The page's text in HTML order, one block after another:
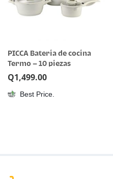
PICCA Bateria de cocina
Termo – 10 piezas
Q1,499.00
Best Price.